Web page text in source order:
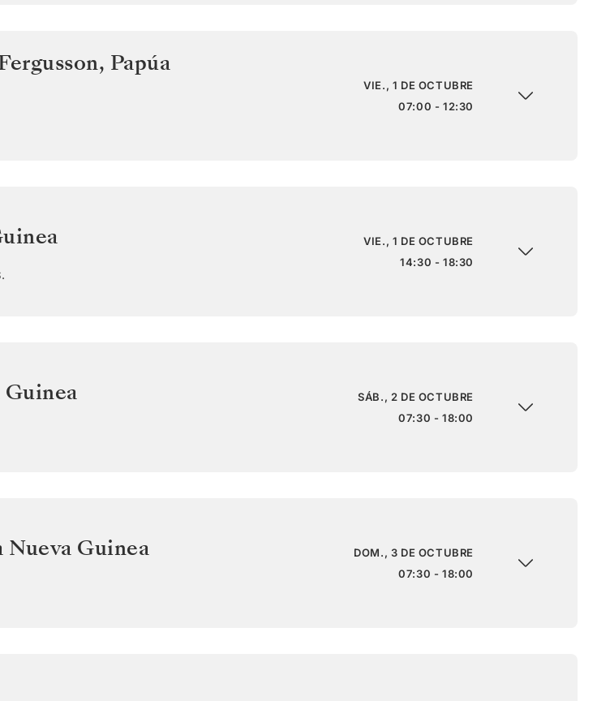
, Papúa
VIE., 1 DE OCTUBRE
07:00 - 12:30
VIE., 1 DE OCTUBRE
14:30 - 18:30
Guinea
SÁB., 2 DE OCTUBRE
07:30 - 18:00
Nueva Guinea
DOM., 3 DE OCTUBRE
07:30 - 18:00